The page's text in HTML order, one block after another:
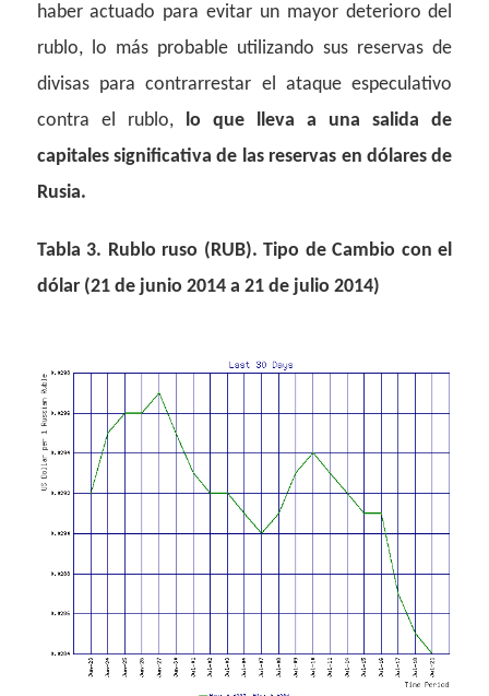
haber actuado para evitar un mayor deterioro del
rublo, lo más probable utilizando sus reservas de
divisas para contrarrestar el ataque especulativo
contra el rublo, lo que lleva a una salida de
capitales significativa de las reservas en dólares de
Rusia.
Tabla 3. Rublo ruso (RUB). Tipo de Cambio con el
dólar (21 de junio 2014 a 21 de julio 2014)